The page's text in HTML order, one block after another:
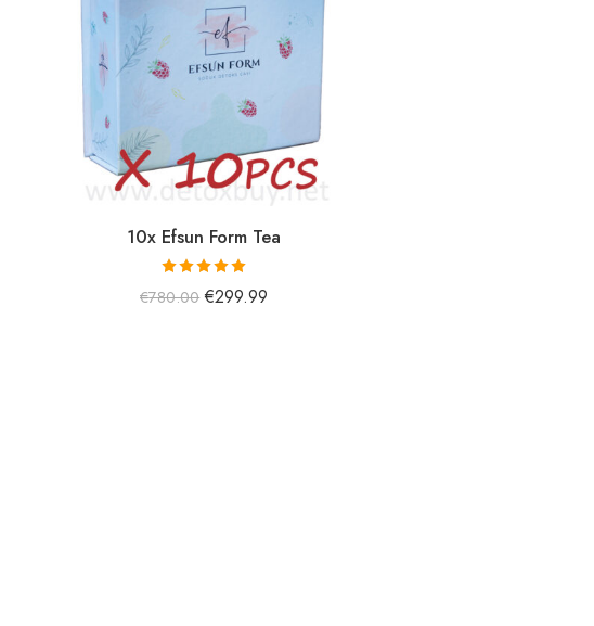
10x Efsun Form Tea
5 üzerinden
€780.00 €299.99